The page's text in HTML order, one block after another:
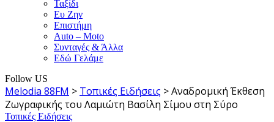
Ταξίδι
Ευ Ζην
Επιστήμη
Auto – Moto
Συνταγές & Άλλα
Εδώ Γελάμε
Follow US
Melodia 88FM > Τοπικές Ειδήσεις >Αναδρομική Έκθεση
Ζωγραφικής του Λαμιώτη Βασίλη Σίμου στη Σύρο
Τοπικές Ειδήσεις